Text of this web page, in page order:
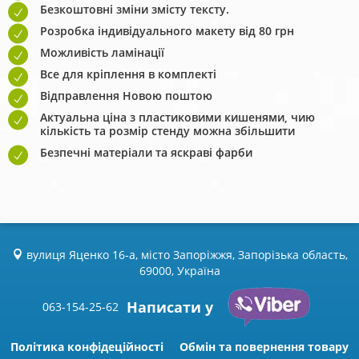
Безкоштовні зміни змісту тексту.
Розробка індивідуального макету від 80 грн
Можливість ламінації
Все для кріплення в комплекті
Відправлення Новою поштою
Актуальна ціна з пластиковими кишенями, чию
кількість та розмір стенду можна збільшити
Безпечні матеріали та яскраві фарби
вулиця Яценко 16-а, місто Запоріжжя, Запорізька область,
69000, Україна
063-154-25-62 Написати у
Політика конфідеційності Обмін та повернення товару